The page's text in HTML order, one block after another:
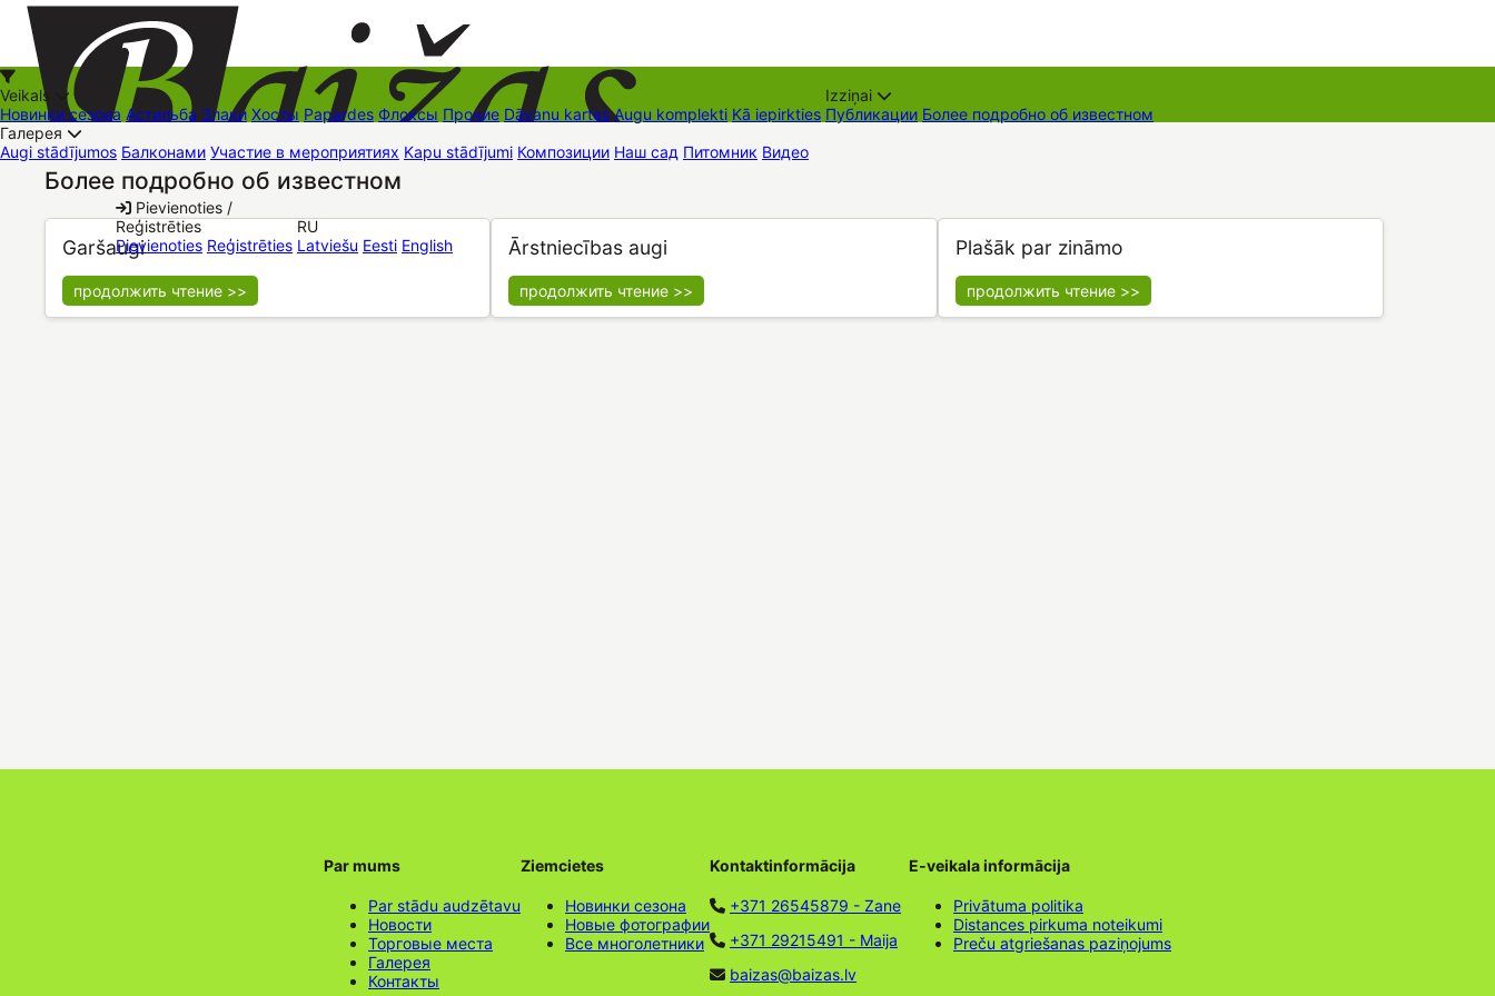
+37126545879 baizas@baizas.lv
Stādu grozs
Pievienoties /
Reģistrēties
Pievienoties Reģistrēties
RU
Latviešu Eesti English
Veikals
Новинки сезона Астильба Злаки Хосты Papardes Флоксы Прочие Dāvanu kartes Augu komplekti Kā iepirkties
Izziņai
Публикации Более подробно об известном
Галерея
Augi stādījumos Балконами Участие в мероприятиях Kapu stādījumi Композиции Наш сад Питомник Видео
Более подробно об известном
Garšaugi
продолжить чтение >>
Ārstniecības augi
продолжить чтение >>
Plašāk par zināmo
продолжить чтение >>
Par mums
Par stādu audzētavu
Новости
Торговые места
Галерея
Контакты
Ziemcietes
Новинки сезона
Новые фотографии
Все многолетники
Kontaktinformācija
+371 26545879 - Zane
+371 29215491 - Maija
baizas@baizas.lv
E-veikala informācija
Privātuma politika
Distances pirkuma noteikumi
Preču atgriešanas paziņojums